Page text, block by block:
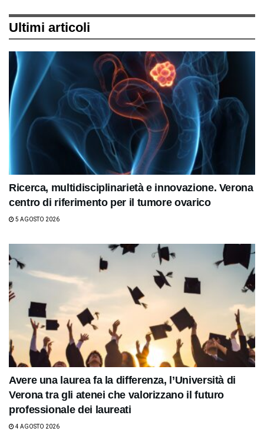
Ultimi articoli
Ricerca, multidisciplinarietà e innovazione. Verona
centro di riferimento per il tumore ovarico
5 AGOSTO 2026
Avere una laurea fa la differenza, l’Università di
Verona tra gli atenei che valorizzano il futuro
professionale dei laureati
4 AGOSTO 2026